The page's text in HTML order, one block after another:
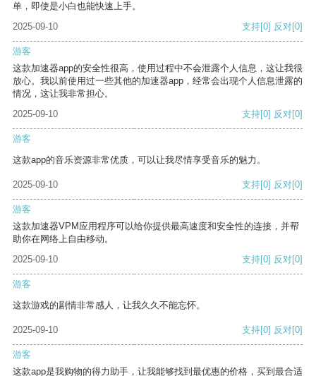
单，即使是小白也能快速上手。
2025-09-10
支持[0] 反对[0]
游客
这款加速器app的安全性很高，使用过程中不会泄露个人信息，这让我很
放心。我以前使用过一些其他的加速器app，经常会出现个人信息泄露的
情况，这让我非常担心。
2025-09-10
支持[0] 反对[0]
游客
这款app的音乐资源非常优质，可以让我尽情享受音乐的魅力。
2025-09-10 支持[0] 反对[0]
游客
这款加速器VPM应用程序可以给你提供最高速度和安全性的连接，并帮
助你在网络上自由移动。
2025-09-10
支持[0] 反对[0]
游客
这款游戏的剧情非常感人，让我久久不能忘怀。
2025-09-10 支持[0] 反对[0]
游客
这款app是我购物的得力助手，让我能够找到最优惠的价格，买到最合适